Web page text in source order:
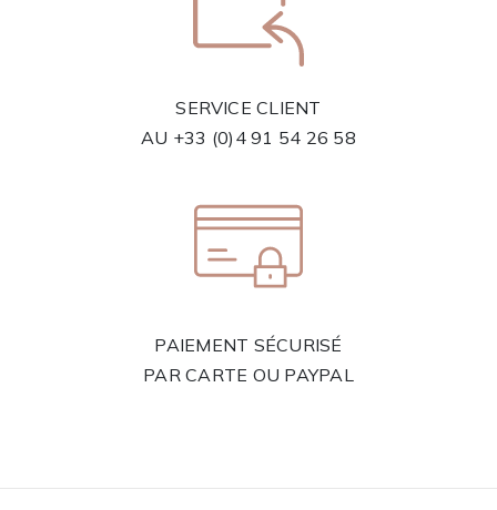
SERVICE CLIENT
AU +33 (0)4 91 54 26 58
PAIEMENT SÉCURISÉ
PAR CARTE OU PAYPAL